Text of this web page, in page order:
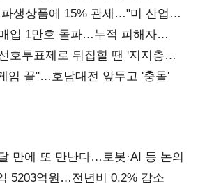
생상품에 15% 관세…"미 산업
입 1만호 돌파…누적 피해자
호투표제로 뒤집힐 땐 '지지층
임 끝"…호남대전 앞두고 '충돌'
만에 또 만난다…로봇·AI 등 논의
5203억원…전년비 0.2% 감소